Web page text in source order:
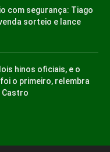
com segurança: Tiago
sorteio e lance
hinos oficiais, e o
o primeiro, relembra
Castro